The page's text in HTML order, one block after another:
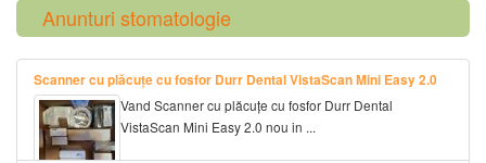
Anunturi stomatologie
Scanner cu plăcuțe cu fosfor Durr Dental VistaScan Mini Easy 2.0
Vand Scanner cu plăcuțe cu fosfor Durr Dental
VistaScan Mini Easy 2.0 nou in ...